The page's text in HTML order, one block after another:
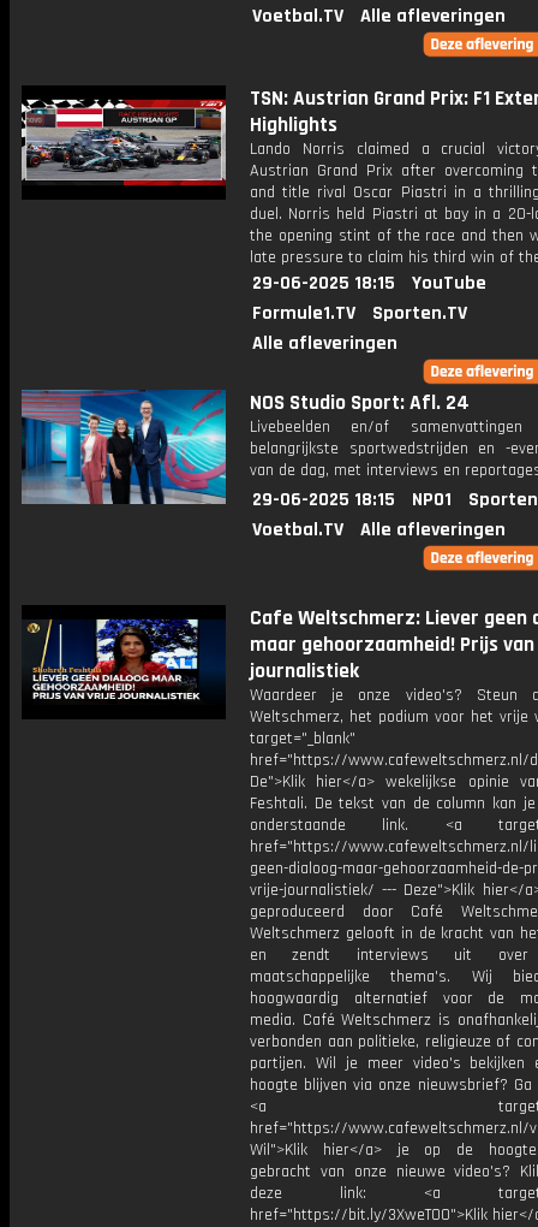
Voetbal.TV
Alle afleveringen
TSN: Austrian Grand Prix: F1
Highlights
Lando Norris claimed a crucial
Austrian Grand Prix after overcoming
and title rival Oscar Piastri in a
duel. Norris held Piastri at bay in a 20-
the opening stint of the race and then
late pressure to claim his third win of
29-06-2025 18:15
YouTube
Formule1.TV
Sporten.TV
Alle afleveringen
NOS Studio Sport: Afl. 24
Livebeelden en/of
belangrijkste sportwedstrijden en -
van de dag, met interviews en
29-06-2025 18:15 NPO1
Voetbal.TV
Alle afleveringen
Cafe Weltschmerz: Liever geen
maar gehoorzaamheid! Prijs
journalistiek
Waardeer je onze video's? Steun
Weltschmerz, het podium voor het vrije
target="_blank"
href="https://www.cafeweltschmerz.nl/
De">Klik hier</a> wekelijkse opinie
Feshtali. De tekst van de column kan
onderstaande link. <a
href="https://www.cafeweltschmerz.nl/
geen-dialoog-maar-gehoorzaamheid-de-
vrije-journalistiek/ --- Deze">Klik hier</
geproduceerd door Café
Weltschmerz gelooft in de kracht van
en zendt interviews uit over
maatschappelijke thema's. Wij
hoogwaardig alternatief voor de
media. Café Weltschmerz is
verbonden aan politieke, religieuze of
partijen. Wil je meer video's bekijken
hoogte blijven via onze nieuwsbrief? Ga
<a
href="https://www.cafeweltschmerz.nl/
Wil">Klik hier</a> je op de
gebracht van onze nieuwe video's?
deze link: <a
href="https://bit.ly/3XweTO0">Klik hier</